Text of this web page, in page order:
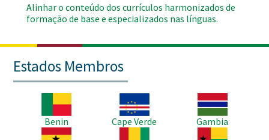
Alinhar o conteúdo dos currículos harmonizados de
formação de base e especializados nas línguas.
Estados Membros
Benin
Imagem
Cape Verde
Imagem
Gambia
Imagem
Imagem